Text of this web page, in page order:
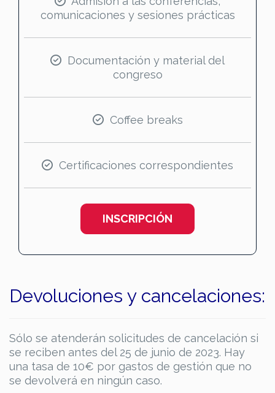
comunicaciones y sesiones prácticas
Documentación y material del
congreso
Coffee breaks
Certificaciones correspondientes
INSCRIPCIÓN
Devoluciones y cancelaciones:
Sólo se atenderán solicitudes de cancelación si
se reciben antes del 25 de junio de 2023. Hay
una tasa de 10€ por gastos de gestión que no
se devolverá en ningún caso.